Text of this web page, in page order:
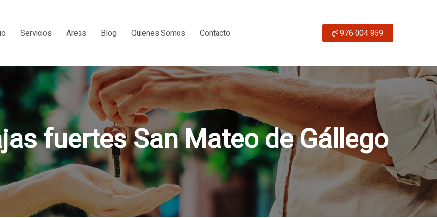
Servicios Areas Blog Quienes Somos Contacto 976 004 959
fuertes San Mateo de Gállego